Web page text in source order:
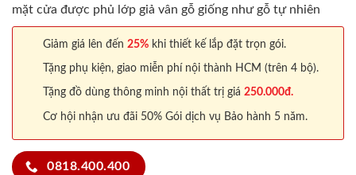
mặt cửa được phủ lớp giả vân gỗ giống như gỗ tự nhiên
Giảm giá lên đến 25% khi thiết kế lắp đặt trọn gói.
Tặng phụ kiện, giao miễn phí nội thành HCM (trên 4 bộ).
Tặng đồ dùng thông minh nội thất trị giá 250.000đ.
Cơ hội nhận ưu đãi 50% Gói dịch vụ Bảo hành 5 năm.
0818.400.400